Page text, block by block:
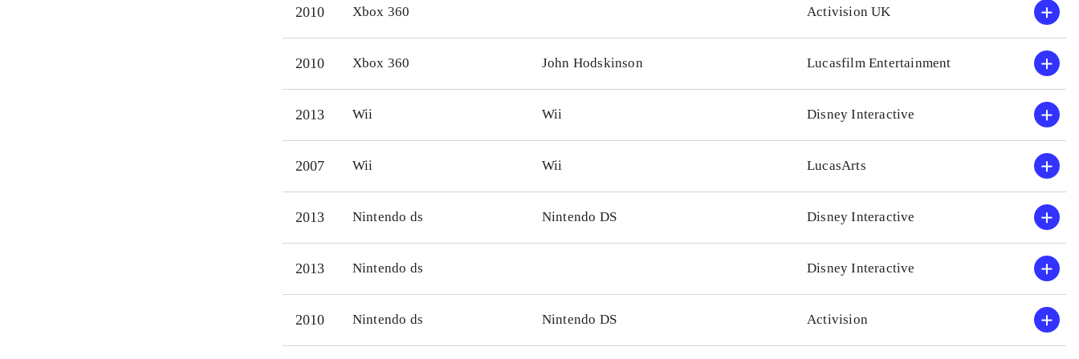
2010 Xbox 360 Activision UK
2010 Xbox 360 John Hodskinson Lucasfilm Entertainment
2013 Wii Wii Disney Interactive
2007 Wii Wii LucasArts
2013 Nintendo ds Nintendo DS Disney Interactive
2013 Nintendo ds Disney Interactive
2010 Nintendo ds Nintendo DS Activision